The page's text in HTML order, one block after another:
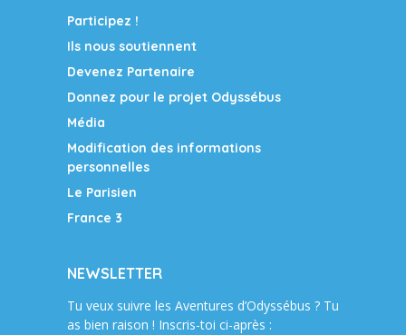
Participez !
Ils nous soutiennent
Devenez Partenaire
Donnez pour le projet Odyssébus
Média
Modification des informations
personnelles
Le Parisien
France 3
NEWSLETTER
Tu veux suivre les Aventures d’Odyssébus ? Tu
as bien raison ! Inscris-toi ci-après :